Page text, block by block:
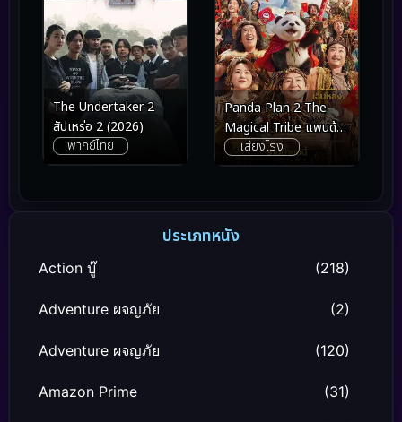
The Undertaker 2
สัปเหร่อ 2 (2026)
พากย์ไทย
Panda Plan 2 The
Magical Tribe แพนด้า
เด้งยกกำลังฟัด (2026)
เสียงโรง
ประเภทหนัง
Action บู๊ (218)
Adventure ผจญภัย (2)
Adventure ผจญภัย (120)
Amazon Prime (31)